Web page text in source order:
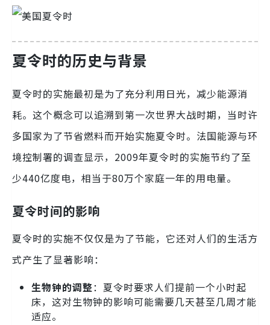
夏令时的历史与背景
夏令时的实施最初是为了充分利用日光，减少能源消
耗。这个概念可以追溯到第一次世界大战时期，当时许
多国家为了节省燃料而开始实施夏令时。法国能源与环
境控制署的调查显示，2009年夏令时的实施节约了至
少440亿度电，相当于80万个家庭一年的用电量。
夏令时间的影响
夏令时的实施不仅仅是为了节能，它还对人们的生活方
式产生了显著影响：
生物钟的调整：夏令时要求人们提前一个小时起
床，这对生物钟的影响可能需要几天甚至几周才能
适应。